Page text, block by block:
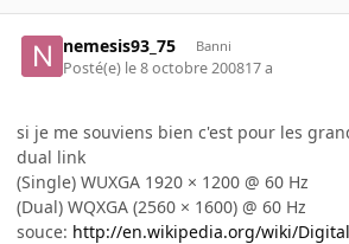
nemesis93_75 Banni
Posté(e) le 8 octobre 200817 a
si je me souviens bien c'est pour les
dual link
(Single) WUXGA 1920 × 1200 @ 60 Hz
(Dual) WQXGA (2560 × 1600) @ 60 Hz
souce: http://en.wikipedia.org/wiki/